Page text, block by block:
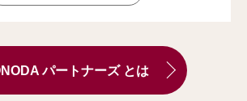
パートナーズ とは